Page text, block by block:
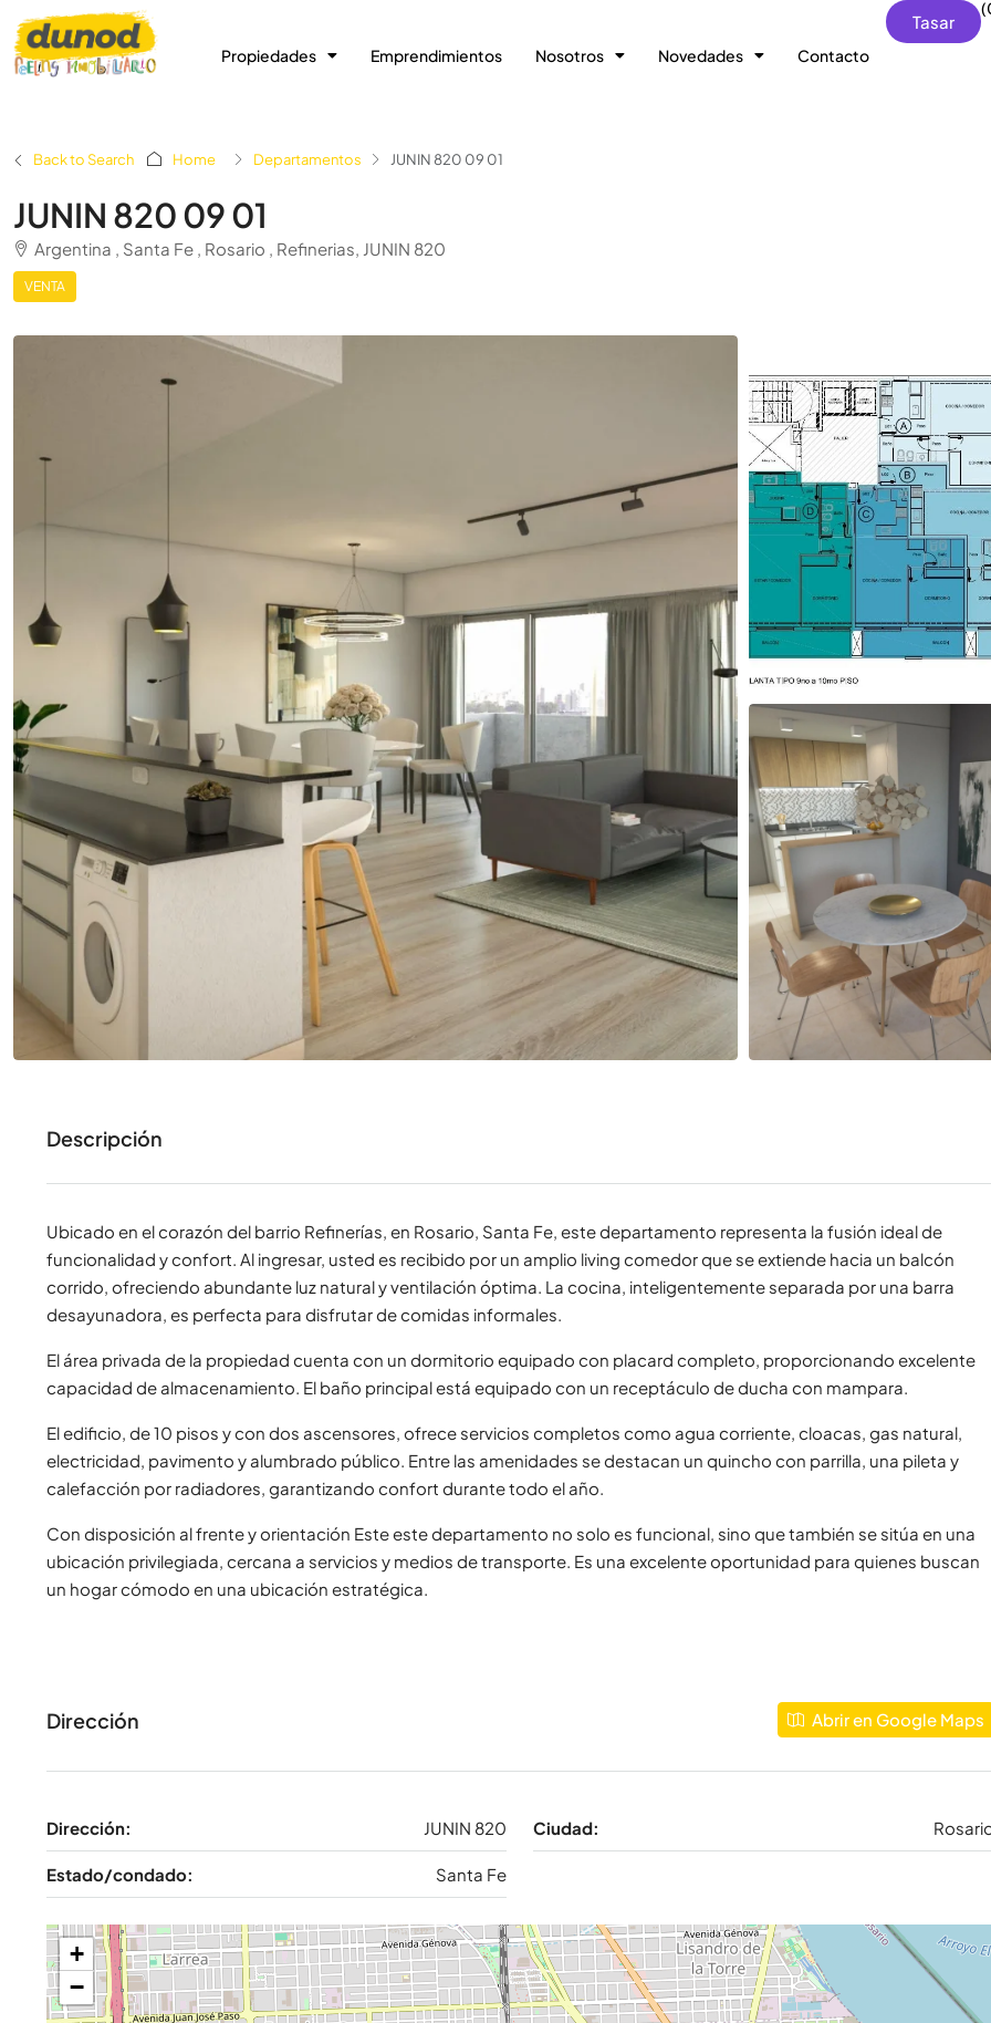
Propiedades Emprendimientos Nosotros Novedades Contacto
Tasar
Back to Search Home Departamentos JUNIN 820 09 01
JUNIN 820 09 01
Argentina , Santa Fe , Rosario , Refinerias, JUNIN 820
VENTA
Descripción
Ubicado en el corazón del barrio Refinerías, en Rosario, Santa Fe, este departamento representa la fusión ideal de
funcionalidad y confort. Al ingresar, usted es recibido por un amplio living comedor que se extiende hacia un balcón
corrido, ofreciendo abundante luz natural y ventilación óptima. La cocina, inteligentemente separada por una barra
desayunadora, es perfecta para disfrutar de comidas informales.
El área privada de la propiedad cuenta con un dormitorio equipado con placard completo, proporcionando excelente
capacidad de almacenamiento. El baño principal está equipado con un receptáculo de ducha con mampara.
El edificio, de 10 pisos y con dos ascensores, ofrece servicios completos como agua corriente, cloacas, gas natural,
electricidad, pavimento y alumbrado público. Entre las amenidades se destacan un quincho con parrilla, una pileta y
calefacción por radiadores, garantizando confort durante todo el año.
Con disposición al frente y orientación Este este departamento no solo es funcional, sino que también se sitúa en una
ubicación privilegiada, cercana a servicios y medios de transporte. Es una excelente oportunidad para quienes buscan
un hogar cómodo en una ubicación estratégica.
Dirección Abrir en Google Maps
Dirección: JUNIN 820 Ciudad:
Estado/condado: Santa Fe
+
−